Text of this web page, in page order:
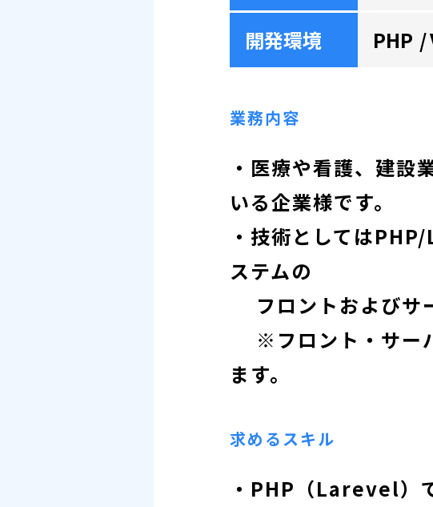
開発環境 PHP
業務内容
・医療や看護、建設
いる企業様です。
・技術としては
ステムの
フロントおよびサ
※フロント・サー
ます。
求めるスキル
・PHP（Larevel）